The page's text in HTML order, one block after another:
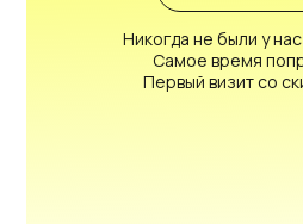
Никогда не были у
Самое время
Первый визит со